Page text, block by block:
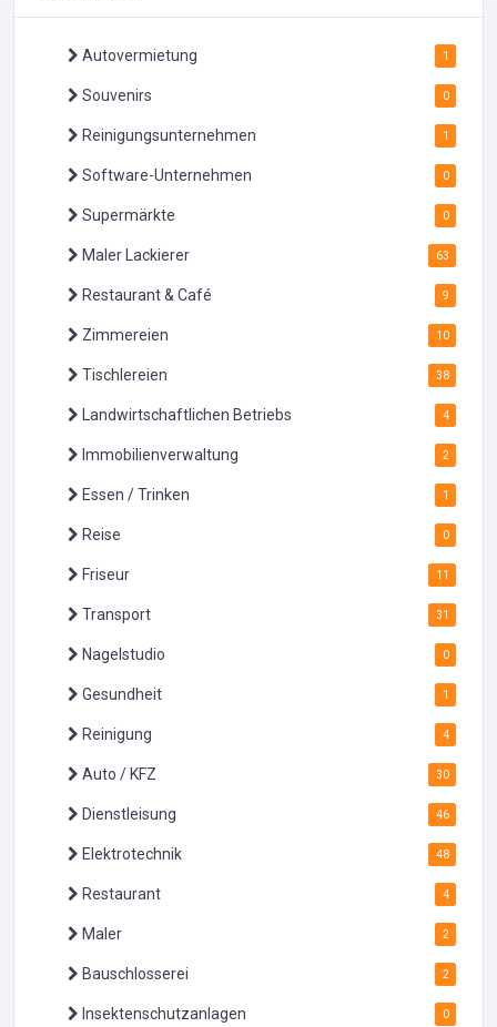
Autovermietung 1
Souvenirs 0
Reinigungsunternehmen 1
Software-Unternehmen 0
Supermärkte 0
Maler Lackierer 63
Restaurant & Café 9
Zimmereien 10
Tischlereien 38
Landwirtschaftlichen Betriebs 4
Immobilienverwaltung 2
Essen / Trinken 1
Reise 0
Friseur 11
Transport 31
Nagelstudio 0
Gesundheit 1
Reinigung 4
Auto / KFZ 30
Dienstleisung 46
Elektrotechnik 48
Restaurant 4
Maler 2
Bauschlosserei 2
Insektenschutzanlagen 0